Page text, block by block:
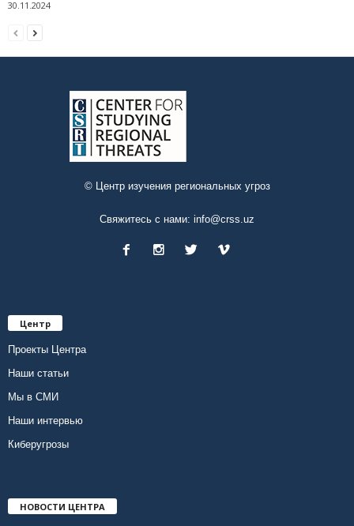
30.11.2024
© Центр изучения региональных угроз
Свяжитесь с нами: info@crss.uz
Центр
Проекты Центра
Наши статьи
Мы в СМИ
Наши интервью
Киберугрозы
НОВОСТИ ЦЕНТРА